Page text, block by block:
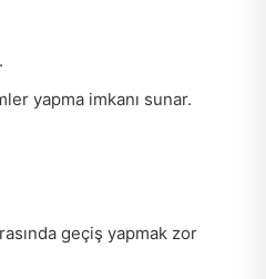
yapma imkanı sunar.
geçiş yapmak zor